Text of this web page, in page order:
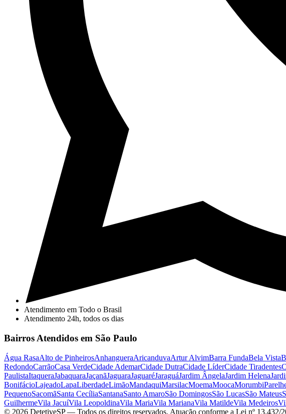
Atendimento em Todo o Brasil
Atendimento 24h, todos os dias
Bairros Atendidos em São Paulo
Água RasaAlto de PinheirosAnhangueraAricanduvaArtur AlvimBarra FundaBela Vista
RedondoCarrãoCasa VerdeCidade AdemarCidade DutraCidade LíderCidade Tiradentes
PaulistaItaqueraJabaquaraJaçanãJaguaraJaguaréJaraguáJardim ÂngelaJardim Helena
BonifácioLajeadoLapaLiberdadeLimãoMandaquiMarsilacMoemaMoocaMorumbi
PequenoSacomãSanta CecíliaSantanaSanto AmaroSão DomingosSão LucasSão Mateus
GuilhermeVila JacuíVila LeopoldinaVila MariaVila MarianaVila MatildeVila Medeiros
© 2026 DetetiveSP— Todos os direitos reservados. Atuação conforme a Lei nº 13.432/